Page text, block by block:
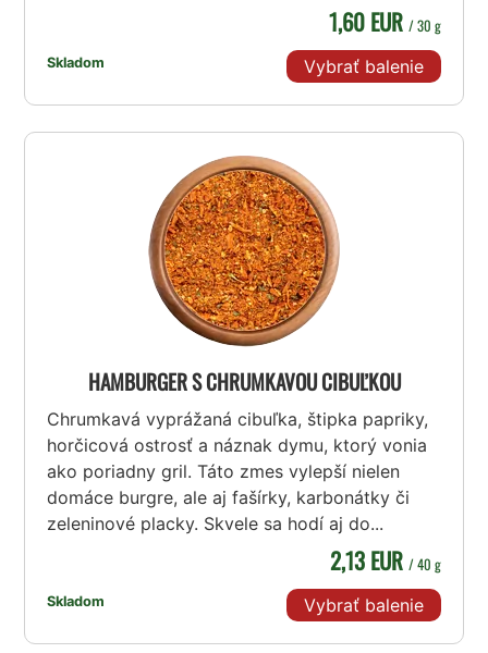
Skladom
1,60 EUR / 30 g
Vybrať balenie
HAMBURGER S CHRUMKAVOU CIBUĽKOU
Chrumkavá vyprážaná cibuľka, štipka papriky,
horčicová ostrosť a náznak dymu, ktorý vonia
ako poriadny gril. Táto zmes vylepší nielen
domáce burgre, ale aj fašírky, karbonátky či
zeleninové placky. Skvele sa hodí aj do...
Skladom
2,13 EUR / 40 g
Vybrať balenie